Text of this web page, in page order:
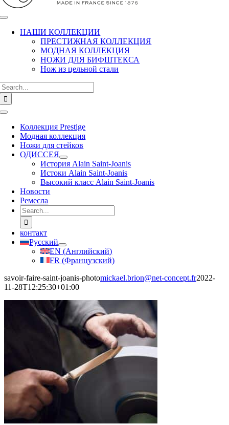
НАШИ КОЛЛЕКЦИИ
ПРЕСТИЖНАЯ КОЛЛЕКЦИЯ
МОДНАЯ КОЛЛЕКЦИЯ
НОЖИ ДЛЯ БИФШТЕКСА
Нож из цельной стали
Toggle
NavigationКоллекция Prestige
Модная коллекция
Ножи для стейков
ОДИССЕЯ
История Alain Saint-Joanis
Истоки Alain Saint-Joanis
Высокий класс Alain Saint-Joanis
Новости
Ремесла
Search
for:
контакт
Русский
EN (Английский)
FR (Французский)
savoir-faire-saint-joanis-photomickael.brion@net-concept.fr2022-
11-28T12:25:30+01:00